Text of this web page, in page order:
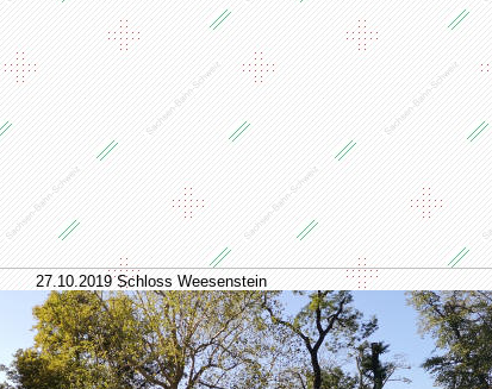
27.10.2019 Schloss Weesenstein